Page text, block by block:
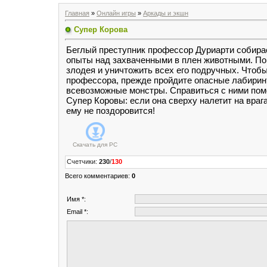
Главная » Онлайн игры » Аркады и экшн
Супер Корова
Беглый преступник профессор Дуриарти
опыты над захваченными в плен животными.
злодея и уничтожить всех его подручных.
профессора, прежде пройдите опасные
всевозможные монстры. Справиться с ними
Супер Коровы: если она сверху налетит на
ему не поздоровится!
Скачать для PC
Счетчики: 230/130
Всего комментариев: 0
Имя *:
Email *: